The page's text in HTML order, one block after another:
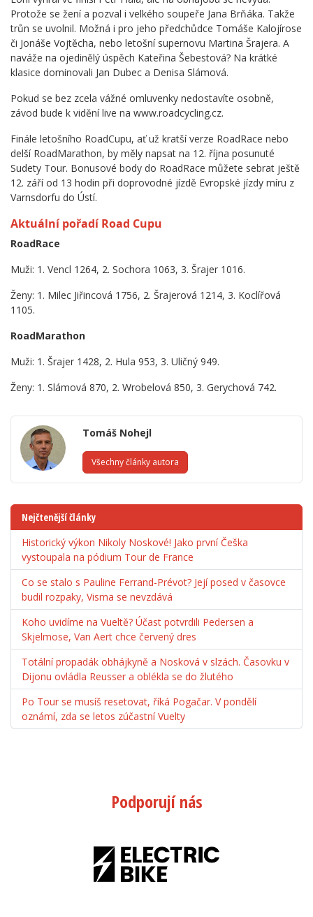
Protože se žení a pozval i velkého soupeře Jana Brňáka. Takže
trůn se uvolnil. Možná i pro jeho předchůdce Tomáše Kalojírose
či Jonáše Vojtěcha, nebo letošní supernovu Martina Šrajera. A
naváže na ojedinělý úspěch Kateřina Šebestová? Na krátké
klasice dominovali Jan Dubec a Denisa Slámová.
Pokud se bez zcela vážné omluvenky nedostavíte osobně,
závod bude k vidění live na www.roadcycling.cz.
Finále letošního RoadCupu, ať už kratší verze RoadRace nebo
delší RoadMarathon, by měly napsat na 12. října posunuté
Sudety Tour. Bonusové body do RoadRace můžete sebrat ještě
12. září od 13 hodin při doprovodné jízdě Evropské jízdy míru z
Varnsdorfu do Ústí.
Aktuální pořadí Road Cupu
RoadRace
Muži: 1. Vencl 1264, 2. Sochora 1063, 3. Šrajer 1016.
Ženy: 1. Milec Jiřincová 1756, 2. Šrajerová 1214, 3. Koclířová
1105.
RoadMarathon
Muži: 1. Šrajer 1428, 2. Hula 953, 3. Uličný 949.
Ženy: 1. Slámová 870, 2. Wrobelová 850, 3. Gerychová 742.
Tomáš Nohejl
Všechny články autora
Nejčtenější články
Historický výkon Nikoly Noskové! Jako první Češka
vystoupala na pódium Tour de France
Co se stalo s Pauline Ferrand-Prévot? Její posed v časovce
budil rozpaky, Visma se nevzdává
Koho uvidíme na Vueltě? Účast potvrdili Pedersen a
Skjelmose, Van Aert chce červený dres
Totální propadák obhájkyně a Nosková v slzách. Časovku v
Dijonu ovládla Reusser a oblékla se do žlutého
Po Tour se musíš resetovat, říká Pogačar. V pondělí
oznámí, zda se letos zúčastní Vuelty
Podporují nás